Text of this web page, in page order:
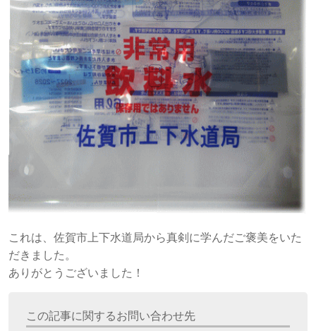
これは、佐賀市上下水道局から真剣に学んだご褒美をいた
だきました。
ありがとうございました！
この記事に関するお問い合わせ先